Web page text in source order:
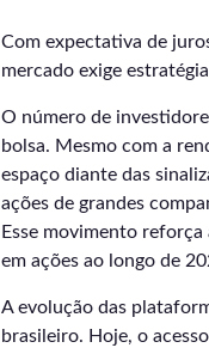
Com expectativa de
mercado exige
O número de
bolsa. Mesmo com a
espaço diante das
ações de grandes
Esse movimento
em ações ao longo de
A evolução das
brasileiro. Hoje, o